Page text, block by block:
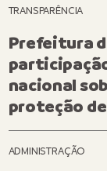
TRANSPARÊNCIA
Prefeitura
nacional
proteção
ADMINISTRAÇÃO